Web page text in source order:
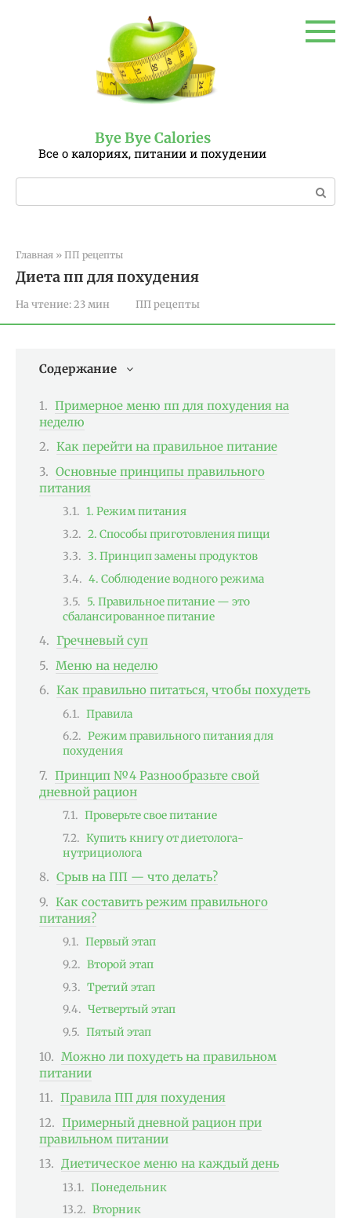
Bye Bye Calories
Все о калориях, питании и похудении
Поиск:
Главная » ПП рецепты
Диета пп для похудения
На чтение: 23 мин ПП рецепты
Содержание
Примерное меню пп для похудения на
неделю
Как перейти на правильное питание
Основные принципы правильного
питания
1. Режим питания
2. Способы приготовления пищи
3. Принцип замены продуктов
4. Соблюдение водного режима
5. Правильное питание — это
сбалансированное питание
Гречневый суп
Меню на неделю
Как правильно питаться, чтобы похудеть
Правила
Режим правильного питания для
похудения
Принцип №4 Разнообразьте свой
дневной рацион
Проверьте свое питание
Купить книгу от диетолога-
нутрициолога
Срыв на ПП — что делать?
Как составить режим правильного
питания?
Первый этап
Второй этап
Третий этап
Четвертый этап
Пятый этап
Можно ли похудеть на правильном
питании
Правила ПП для похудения
Примерный дневной рацион при
правильном питании
Диетическое меню на каждый день
Понедельник
Вторник